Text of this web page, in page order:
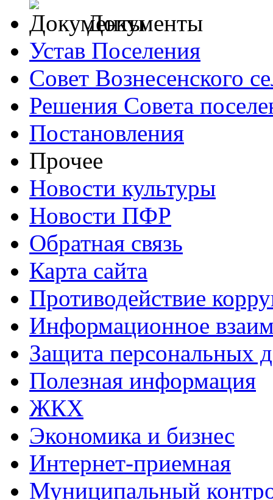
Документы
Устав Поселения
Совет Вознесенского
Решения Совета
Постановления
Прочее
Новости культуры
Новости ПФР
Обратная связь
Карта сайта
Противодействие
Информационное
Защита персональных
Полезная информация
ЖКХ
Экономика и бизнес
Интернет-приемная
Муниципальный